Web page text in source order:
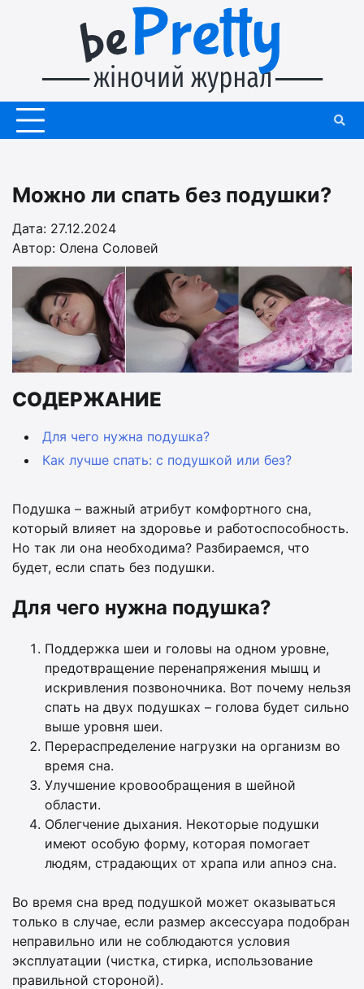
Можно ли спать без подушки?
Дата: 27.12.2024
Автор: Олена Соловей
СОДЕРЖАНИЕ
Для чего нужна подушка?
Как лучше спать: с подушкой или без?
Подушка – важный атрибут комфортного сна,
который влияет на здоровье и работоспособность.
Но так ли она необходима? Разбираемся, что
будет, если спать без подушки.
Для чего нужна подушка?
Поддержка шеи и головы на одном уровне,
предотвращение перенапряжения мышц и
искривления позвоночника. Вот почему нельзя
спать на двух подушках – голова будет сильно
выше уровня шеи.
Перераспределение нагрузки на организм во
время сна.
Улучшение кровообращения в шейной
области.
Облегчение дыхания. Некоторые подушки
имеют особую форму, которая помогает
людям, страдающих от храпа или апноэ сна.
Во время сна вред подушкой может оказываться
только в случае, если размер аксессуара подобран
неправильно или не соблюдаются условия
эксплуатации (чистка, стирка, использование
правильной стороной).